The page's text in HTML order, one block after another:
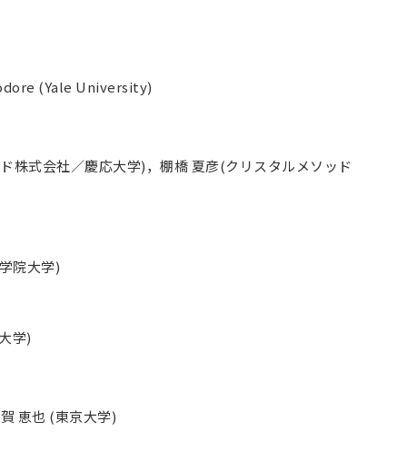
(Yale University)
株式会社／慶応大学)，棚橋 夏彦(クリスタルメソッド
院大学)
学)
恵也 (東京大学)